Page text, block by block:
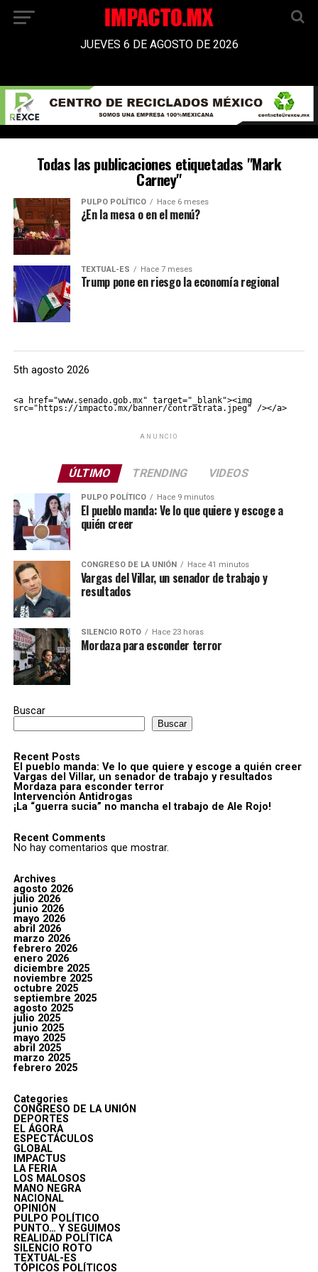
JUEVES 6 DE AGOSTO DE 2026
Todas las publicaciones etiquetadas "Mark
Carney"
PULPO POLÍTICO Hace 6 meses
¿En la mesa o en el menú?
TEXTUAL-ES Hace 7 meses
Trump pone en riesgo la economía regional
5th agosto 2026
<a href="www.senado.gob.mx" target="_blank"><img
src="https://impacto.mx/banner/contratrata.jpeg" /></a>
ANUNCIO
ÚLTIMO TRENDING VIDEOS
PULPO POLÍTICO Hace 9 minutos
El pueblo manda: Ve lo que quiere y escoge a
quién creer
CONGRESO DE LA UNIÓN Hace 41 minutos
Vargas del Villar, un senador de trabajo y
resultados
SILENCIO ROTO Hace 23 horas
Mordaza para esconder terror
Buscar
Buscar
Recent Posts
El pueblo manda: Ve lo que quiere y escoge a quién creer
Vargas del Villar, un senador de trabajo y resultados
Mordaza para esconder terror
Intervención Antidrogas
¡La “guerra sucia” no mancha el trabajo de Ale Rojo!
Recent Comments
No hay comentarios que mostrar.
Archives
agosto 2026
julio 2026
junio 2026
mayo 2026
abril 2026
marzo 2026
febrero 2026
enero 2026
diciembre 2025
noviembre 2025
octubre 2025
septiembre 2025
agosto 2025
julio 2025
junio 2025
mayo 2025
abril 2025
marzo 2025
febrero 2025
Categories
CONGRESO DE LA UNIÓN
DEPORTES
EL ÁGORA
ESPECTÁCULOS
GLOBAL
IMPACTUS
LA FERIA
LOS MALOSOS
MANO NEGRA
NACIONAL
OPINIÓN
PULPO POLÍTICO
PUNTO… Y SEGUIMOS
REALIDAD POLÍTICA
SILENCIO ROTO
TEXTUAL-ES
TÓPICOS POLÍTICOS